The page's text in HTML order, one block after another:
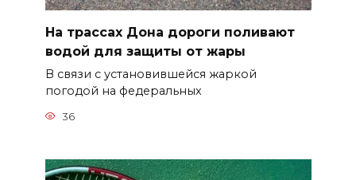
На трассах Дона дороги поливают
водой для защиты от жары
В связи с установившейся жаркой
погодой на федеральных
36